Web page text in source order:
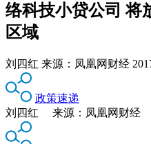
络科技小贷公司 将
区域
刘四红 来源： 凤凰网财经
政策速递
刘四红 来源：凤凰网财经